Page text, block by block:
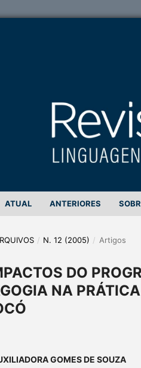
ATUAL ANTERIORES
/ N. 12 (2005) / Artigos
DO
NA
GOMES DE SOUZA